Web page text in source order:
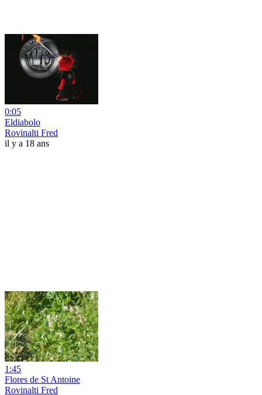
0:05
Eldiabolo
Rovinalti Fred
il y a 18 ans
1:45
Flores de St Antoine
Rovinalti Fred